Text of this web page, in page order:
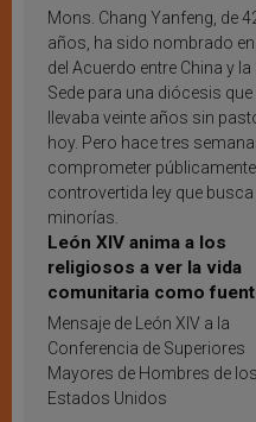
Mons. Chang Yanfeng, de
años, ha sido nombrado en
del Acuerdo entre China y la
Sede para una diócesis que
llevaba veinte años sin
hoy. Pero hace tres
comprometer
controvertida ley que
minorías.
León XIV anima a los
religiosos a ver la vida
comunitaria como
inspiración y
Mensaje de León XIV a la
Conferencia de Superiores
Mayores de Hombres de los
Estados Unidos